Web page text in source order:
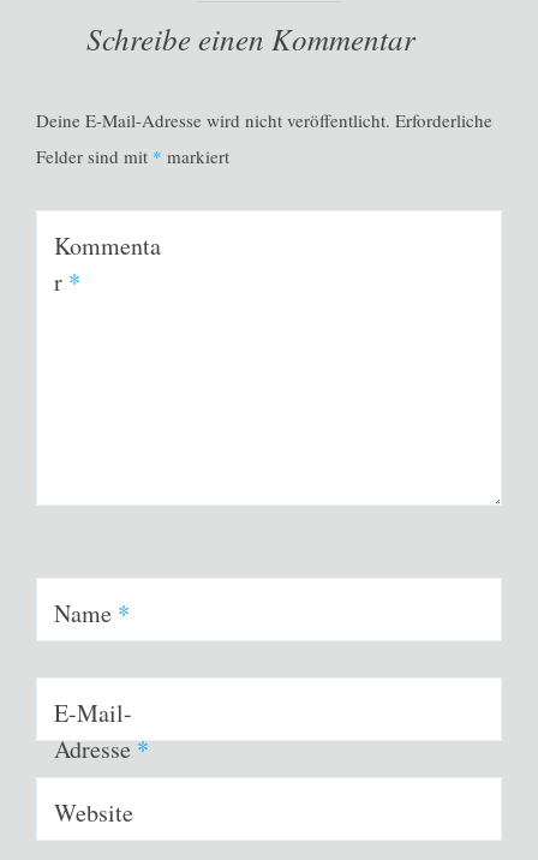
Schreibe einen Kommentar
Deine E-Mail-Adresse wird nicht veröffentlicht. Erforderliche
Felder sind mit * markiert
Kommenta
r *
Name *
E-Mail-
Adresse*
Website